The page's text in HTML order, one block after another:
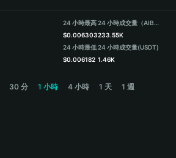
24 小時最高
$0.006303
24 小時最低
$0.006182
24 小時成交量（AIBT）
233.55K
24 小時成交量(USDT)
1.46K
30 分 1 小時 4 小時 1 天 1 週